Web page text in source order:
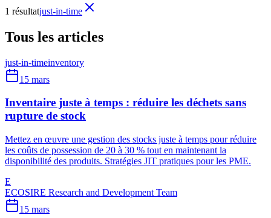
1 résultatjust-in-time
Tous les articles
just-in-timeinventory
15 mars
Inventaire juste à temps : réduire les déchets sans
rupture de stock
Mettez en œuvre une gestion des stocks juste à temps pour réduire
les coûts de possession de 20 à 30 % tout en maintenant la
disponibilité des produits. Stratégies JIT pratiques pour les PME.
E
ECOSIRE Research and Development Team
15 mars